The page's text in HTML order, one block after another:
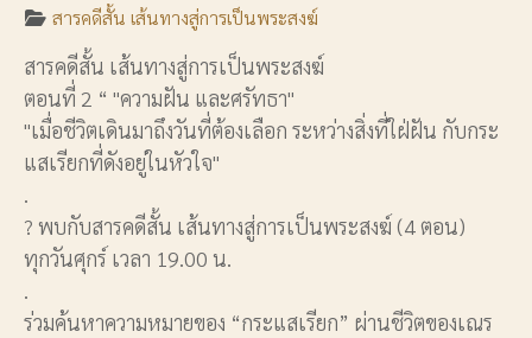
สารคดีสั้น เส้นทางสู่การเป็นพระสงฆ์
สารคดีสั้น เส้นทางสู่การเป็นพระสงฆ์
ตอนที่ 2 “ "ความฝัน และศรัทธา"
"เมื่อชีวิตเดินมาถึงวันที่ต้องเลือก ระหว่างสิ่งที่ใฝ่ฝัน กับกระ
แสเรียกที่ดังอยู่ในหัวใจ"
.
? พบกับสารคดีสั้น เส้นทางสู่การเป็นพระสงฆ์ (4 ตอน)
ทุกวันศุกร์ เวลา 19.00 น.
.
ร่วมค้นหาความหมายของ “กระแสเรียก” ผ่านชีวิตของเณร